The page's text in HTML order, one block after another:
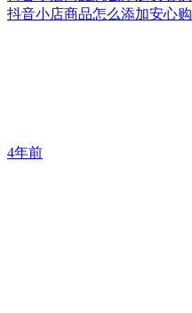
抖音小店商品怎么添加安心购
4年前